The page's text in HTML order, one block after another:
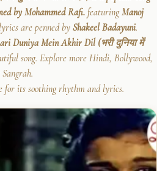
by Mohammed Rafi. featuringManoj
are penned by Shakeel Badayuni.
Duniya Mein Akhir Dil (भरी दुनिया में
song. Explore more Hindi, Bollywood,
for its soothing rhythm and lyrics.